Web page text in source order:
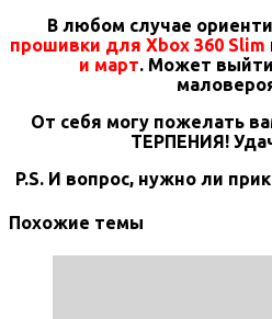
В любом случае
прошивки для Xbox 360 Slim
и март. Может
От себя могу пожелать
ТЕРПЕНИЯ!
P.S. И вопрос, нужно ли
Похожие темы